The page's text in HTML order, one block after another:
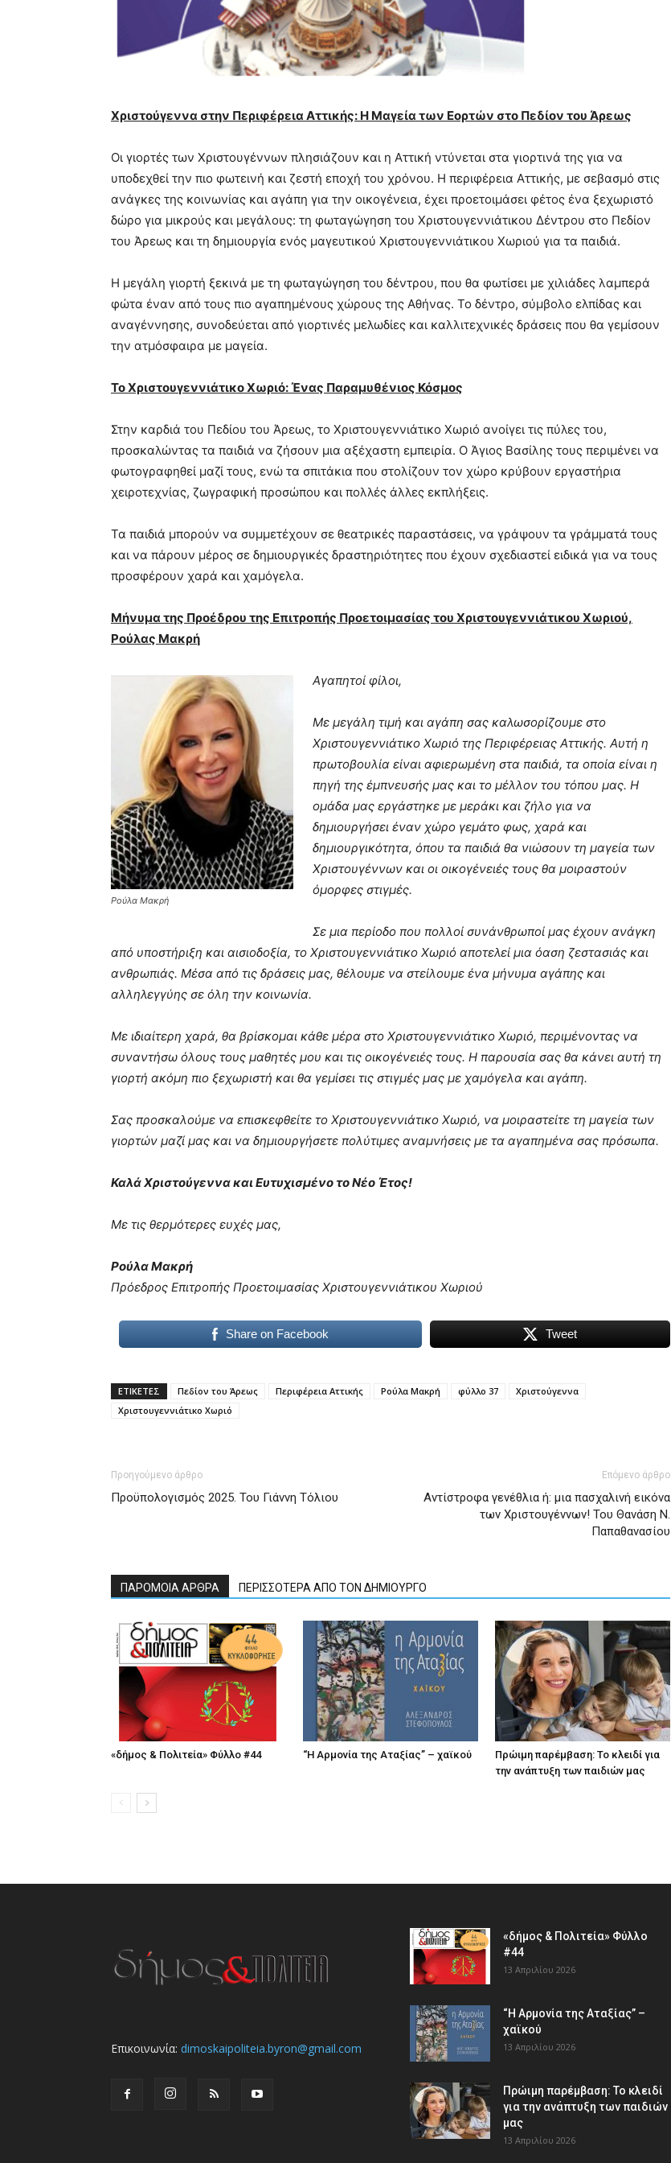
Χριστούγεννα στην Περιφέρεια Αττικής: Η Μαγεία των Εορτών στο Πεδίον του Άρεως
Οι γιορτές των Χριστουγέννων πλησιάζουν και η Αττική ντύνεται στα γιορτινά της για να
υποδεχθεί την πιο φωτεινή και ζεστή εποχή του χρόνου. Η περιφέρεια Αττικής, με σεβασμό στις
ανάγκες της κοινωνίας και αγάπη για την οικογένεια, έχει προετοιμάσει φέτος ένα ξεχωριστό
δώρο για μικρούς και μεγάλους: τη φωταγώγηση του Χριστουγεννιάτικου Δέντρου στο Πεδίον
του Άρεως και τη δημιουργία ενός μαγευτικού Χριστουγεννιάτικου Χωριού για τα παιδιά.
Η μεγάλη γιορτή ξεκινά με τη φωταγώγηση του δέντρου, που θα φωτίσει με χιλιάδες λαμπερά
φώτα έναν από τους πιο αγαπημένους χώρους της Αθήνας. Το δέντρο, σύμβολο ελπίδας και
αναγέννησης, συνοδεύεται από γιορτινές μελωδίες και καλλιτεχνικές δράσεις που θα γεμίσουν
την ατμόσφαιρα με μαγεία.
Το Χριστουγεννιάτικο Χωριό: Ένας Παραμυθένιος Κόσμος
Στην καρδιά του Πεδίου του Άρεως, το Χριστουγεννιάτικο Χωριό ανοίγει τις πύλες του,
προσκαλώντας τα παιδιά να ζήσουν μια αξέχαστη εμπειρία. Ο Άγιος Βασίλης τους περιμένει να
φωτογραφηθεί μαζί τους, ενώ τα σπιτάκια που στολίζουν τον χώρο κρύβουν εργαστήρια
χειροτεχνίας, ζωγραφική προσώπου και πολλές άλλες εκπλήξεις.
Τα παιδιά μπορούν να συμμετέχουν σε θεατρικές παραστάσεις, να γράψουν τα γράμματά τους
και να πάρουν μέρος σε δημιουργικές δραστηριότητες που έχουν σχεδιαστεί ειδικά για να τους
προσφέρουν χαρά και χαμόγελα.
Μήνυμα της Προέδρου της Επιτροπής Προετοιμασίας του Χριστουγεννιάτικου Χωριού,
Ρούλας Μακρή
Ρούλα Μακρή
Αγαπητοί φίλοι,
Με μεγάλη τιμή και αγάπη σας καλωσορίζουμε στο
Χριστουγεννιάτικο Χωριό της Περιφέρειας Αττικής. Αυτή η
πρωτοβουλία είναι αφιερωμένη στα παιδιά, τα οποία είναι η
πηγή της έμπνευσής μας και το μέλλον του τόπου μας. Η
ομάδα μας εργάστηκε με μεράκι και ζήλο για να
δημιουργήσει έναν χώρο γεμάτο φως, χαρά και
δημιουργικότητα, όπου τα παιδιά θα νιώσουν τη μαγεία των
Χριστουγέννων και οι οικογένειές τους θα μοιραστούν
όμορφες στιγμές.
Σε μια περίοδο που πολλοί συνάνθρωποί μας έχουν ανάγκη
από υποστήριξη και αισιοδοξία, το Χριστουγεννιάτικο Χωριό αποτελεί μια όαση ζεστασιάς και
ανθρωπιάς. Μέσα από τις δράσεις μας, θέλουμε να στείλουμε ένα μήνυμα αγάπης και
αλληλεγγύης σε όλη την κοινωνία.
Με ιδιαίτερη χαρά, θα βρίσκομαι κάθε μέρα στο Χριστουγεννιάτικο Χωριό, περιμένοντας να
συναντήσω όλους τους μαθητές μου και τις οικογένειές τους. Η παρουσία σας θα κάνει αυτή τη
γιορτή ακόμη πιο ξεχωριστή και θα γεμίσει τις στιγμές μας με χαμόγελα και αγάπη.
Σας προσκαλούμε να επισκεφθείτε το Χριστουγεννιάτικο Χωριό, να μοιραστείτε τη μαγεία των
γιορτών μαζί μας και να δημιουργήσετε πολύτιμες αναμνήσεις με τα αγαπημένα σας πρόσωπα.
Καλά Χριστούγεννα και Ευτυχισμένο το Νέο Έτος!
Με τις θερμότερες ευχές μας,
Ρούλα Μακρή
Πρόεδρος Επιτροπής Προετοιμασίας Χριστουγεννιάτικου Χωριού
Share on Facebook Tweet
ΕΤΙΚΕΤΕΣ Πεδίον του Άρεως Περιφέρεια Αττικής Ρούλα Μακρή φύλλο 37
Χριστούγεννα
Χριστουγεννιάτικο Χωριό
Προηγούμενο άρθρο
Προϋπολογισμός 2025. Του Γιάννη Τόλιου
Επόμενο άρθρο
Αντίστροφα γενέθλια ή: μια πασχαλινή εικόνα
των Χριστουγέννων! Του Θανάση Ν.
Παπαθανασίου
ΠΑΡΟΜΟΙΑ ΑΡΘΡΑ ΠΕΡΙΣΣΟΤΕΡΑ ΑΠΟ ΤΟΝ ΔΗΜΙΟΥΡΓΟ
«δήμος & Πολιτεία» Φύλλο #44 “Η Αρμονία της Αταξίας” – χαϊκού
Πρώιμη παρέμβαση: Το κλειδί για
την ανάπτυξη των παιδιών µας
Επικοινωνία: dimoskaipoliteia.byron@gmail.com
«δήμος & Πολιτεία» Φύλλο
#44
13 Απριλίου 2026
“Η Αρμονία της Αταξίας” –
χαϊκού
13 Απριλίου 2026
Πρώιμη παρέμβαση: Το κλειδί
για την ανάπτυξη των παιδιών
µας
13 Απριλίου 2026